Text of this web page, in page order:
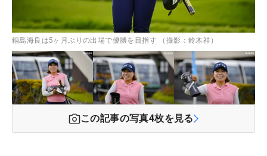
鍋島海良は5ヶ月ぶりの出場で優勝を目指す （撮影：鈴木祥）
この記事の写真4枚を見る